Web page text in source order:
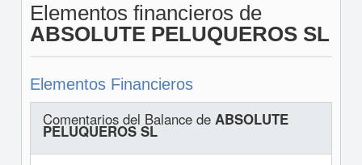
Elementos financieros de
ABSOLUTE PELUQUEROS SL
Elementos Financieros
Comentarios del Balance de ABSOLUTE
PELUQUEROS SL